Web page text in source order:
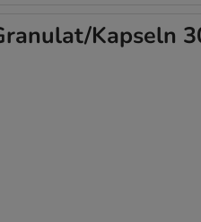
Kapseln